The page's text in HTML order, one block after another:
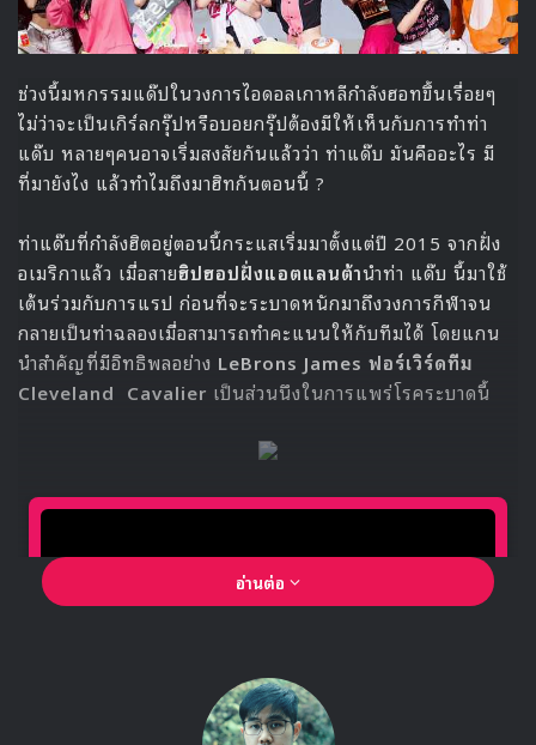
ช่วงนี้มหกรรมแด๊ปในวงการไอดอลเกาหลีกำลังฮอทขึ้นเรื่อยๆ
ไม่ว่าจะเป็นเกิร์ลกรุ๊ปหรือบอยกรุ๊ปต้องมีให้เห็นกับการทำท่า
แด๊บ หลายๆคนอาจเริ่มสงสัยกันแล้วว่า ท่าแด๊บ มันคืออะไร มี
ที่มายังไง แล้วทำไมถึงมาฮิทกันตอนนี้ ?
ท่าแด๊บที่กำลังฮิตอยู่ตอนนี้กระแสเริ่มมาตั้งแต่ปี 2015 จากฝั่ง
อเมริกาแล้ว เมื่อสายฮิปฮอปฝั่งแอตแลนต้านำท่า แด๊บ นี้มาใช้
เต้นร่วมกับการแรป ก่อนที่จะระบาดหนักมาถึงวงการกีฬาจน
กลายเป็นท่าฉลองเมื่อสามารถทำคะแนนให้กับทีมได้ โดยแกน
นำสำคัญที่มีอิทธิพลอย่าง LeBrons James ฟอร์เวิร์ดทีม
Cleveland Cavalier เป็นส่วนนึงในการแพร่โรคระบาดนี้
อ่านต่อ